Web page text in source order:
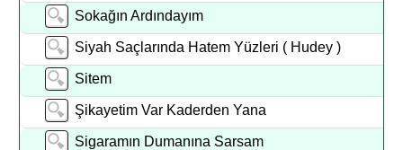
Sokağın Ardındayım
Siyah Saçlarında Hatem Yüzleri ( Hudey )
Sitem
Şikayetim Var Kaderden Yana
Sigaramın Dumanına Sarsam